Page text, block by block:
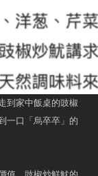
到家中飯桌的豉椒
一口「烏卒卒」的